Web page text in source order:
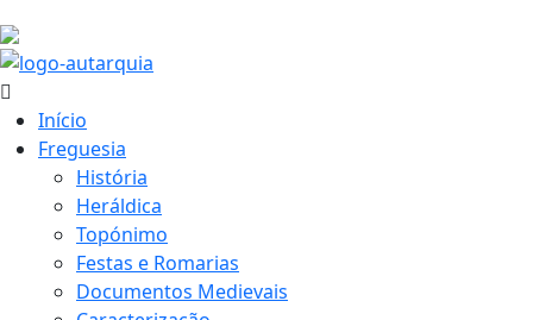
Início
Freguesia
História
Heráldica
Topónimo
Festas e Romarias
Documentos Medievais